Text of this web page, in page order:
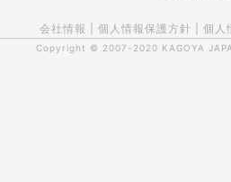
会社情報 個人情報保護方針 個人
Copyright © 2007-2020 KAGOYA